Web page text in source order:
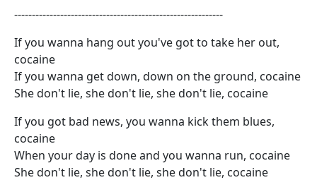
-----------------------------------------------------------
If you wanna hang out you've got to take her out,
cocaine
If you wanna get down, down on the ground, cocaine
She don't lie, she don't lie, she don't lie, cocaine
If you got bad news, you wanna kick them blues,
cocaine
When your day is done and you wanna run, cocaine
She don't lie, she don't lie, she don't lie, cocaine